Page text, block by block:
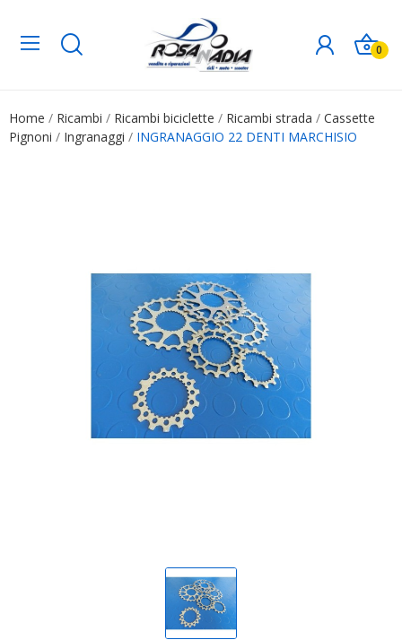
0
Home Ricambi Ricambi biciclette Ricambi strada
Cassette
Pignoni
Ingranaggi INGRANAGGIO 22 DENTI MARCHISIO